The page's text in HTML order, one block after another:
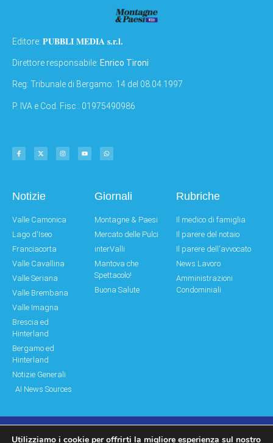
Editore: PUBBLI MEDIA s.r.l.
Direttore responsabile: Enrico Tironi
Reg: Tribunale di Bergamo: 14 del 08.04.1997
P. IVA e Cod. Fisc.: 01975490986
Notizie
Valle Camonica
Lago d'Iseo
Franciacorta
Valle Cavallina
Valle Seriana
Valle Brembana
Valle Imagna
Brescia ed
Hinterland
Bergamo ed
Hinterland
Notizie Generali
AI News Sources
Giornali
Montagne & Paesi
Mercato delle Pulci
interValli
Mantova che
Spettacolo!
Buona Salute
Rubriche
Il medico di famiglia
Il parere del notaio
Il parere dell'avvocato
News Lavoro
Amministrazioni
Condominiali
© Copyright 2011 – 2026 Montagne & Paesi
Utilizziamo i cookie per offrirti la migliore esperienza sul nostro